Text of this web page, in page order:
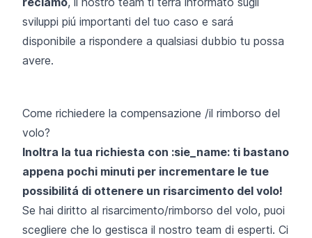
sviluppi piú importanti del tuo caso e sará
disponibile a rispondere a qualsiasi dubbio tu possa
avere.
Come richiedere la compensazione /il rimborso del
volo?
Inoltra la tua richiesta con :sie_name: ti bastano
appena pochi minuti per incrementare le tue
possibilitá di ottenere un risarcimento del volo!
Se hai diritto al risarcimento/rimborso del volo, puoi
scegliere che lo gestisca il nostro team di esperti. Ci